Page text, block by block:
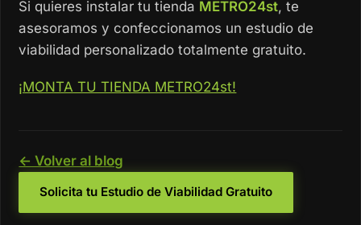
Si quieres instalar tu tienda METRO24st, te
asesoramos y confeccionamos un estudio de
viabilidad personalizado totalmente gratuito.
¡MONTA TU TIENDA METRO24st!
← Volver al blog
Solicita tu Estudio de Viabilidad Gratuito